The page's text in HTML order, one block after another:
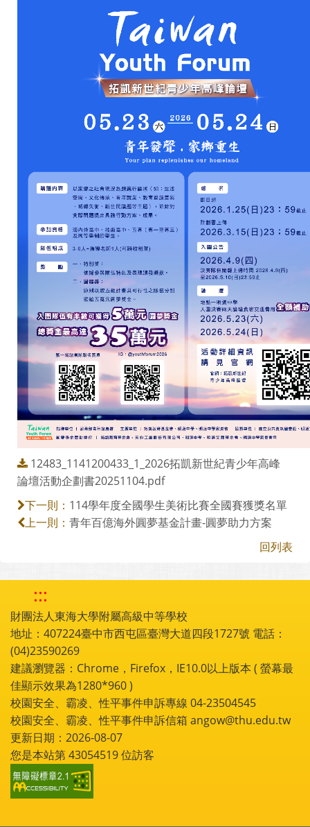
12483_1141200433_1_2026拓凱新世紀青少年高峰
論壇活動企劃書20251104.pdf
下一則： 114學年度全國學生美術比賽全國賽獲獎名單
上一則： 青年百億海外圓夢基金計畫-圓夢助力方案
回列表
:::
財團法人東海大學附屬高級中等學校
地址：407224臺中市西屯區臺灣大道四段1727號 電話：
(04)23590269
建議瀏覽器：Chrome，Firefox，IE10.0以上版本 ( 螢幕最
佳顯示效果為1280*960 )
校園安全、霸凌、性平事件申訴專線 04-23504545
校園安全、霸凌、性平事件申訴信箱 angow@thu.edu.tw
更新日期：2026-08-07
您是本站第43054519位訪客